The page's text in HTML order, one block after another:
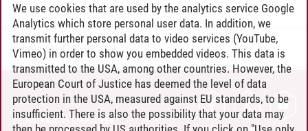
Andreea Tribel 30.06.2024
CONTACT
LEUPHANA AS EMPLOYER
We use cookies that are used by the analytics service Google
Analytics which store personal user data. In addition, we
transmit further personal data to video services (YouTube,
Vimeo) in order to show you embedded videos. This data is
transmitted to the USA, among other countries. However, the
European Court of Justice has deemed the level of data
protection in the USA, measured against EU standards, to be
insufficient. There is also the possibility that your data may